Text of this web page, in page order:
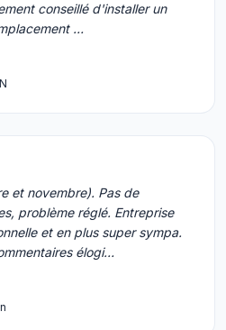
conseillé d'installer un
…
et novembre). Pas de
problème réglé. Entreprise
et en plus super sympa.
élogi…